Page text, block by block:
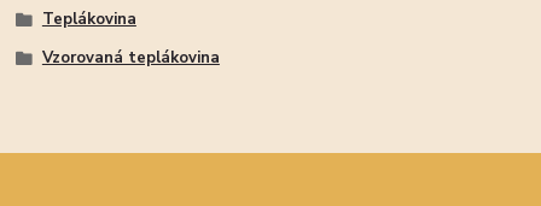
Teplákovina
Vzorovaná teplákovina